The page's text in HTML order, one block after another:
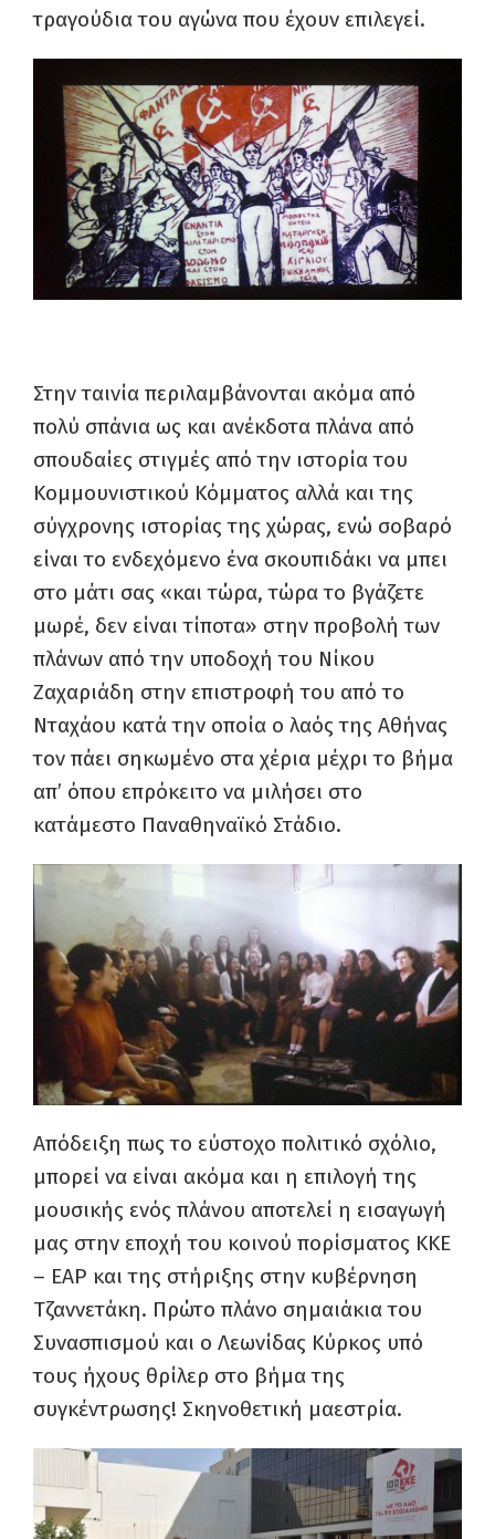
τραγούδια του αγώνα που έχουν επιλεγεί.
Στην ταινία περιλαμβάνονται ακόμα από
πολύ σπάνια ως και ανέκδοτα πλάνα από
σπουδαίες στιγμές από την ιστορία του
Κομμουνιστικού Κόμματος αλλά και της
σύγχρονης ιστορίας της χώρας, ενώ σοβαρό
είναι το ενδεχόμενο ένα σκουπιδάκι να μπει
στο μάτι σας «και τώρα, τώρα το βγάζετε
μωρέ, δεν είναι τίποτα» στην προβολή των
πλάνων από την υποδοχή του Νίκου
Ζαχαριάδη στην επιστροφή του από το
Νταχάου κατά την οποία ο λαός της Αθήνας
τον πάει σηκωμένο στα χέρια μέχρι το βήμα
απ’ όπου επρόκειτο να μιλήσει στο
κατάμεστο Παναθηναϊκό Στάδιο.
Απόδειξη πως το εύστοχο πολιτικό σχόλιο,
μπορεί να είναι ακόμα και η επιλογή της
μουσικής ενός πλάνου αποτελεί η εισαγωγή
μας στην εποχή του κοινού πορίσματος ΚΚΕ
– ΕΑΡ και της στήριξης στην κυβέρνηση
Τζαννετάκη. Πρώτο πλάνο σημαιάκια του
Συνασπισμού και ο Λεωνίδας Κύρκος υπό
τους ήχους θρίλερ στο βήμα της
συγκέντρωσης! Σκηνοθετική μαεστρία.